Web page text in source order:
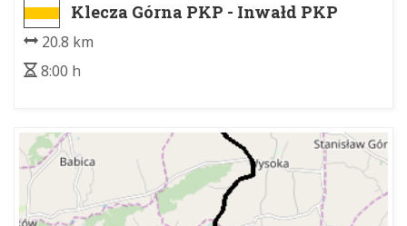
Klecza Górna PKP - Inwałd PKP
20.8 km
8:00 h